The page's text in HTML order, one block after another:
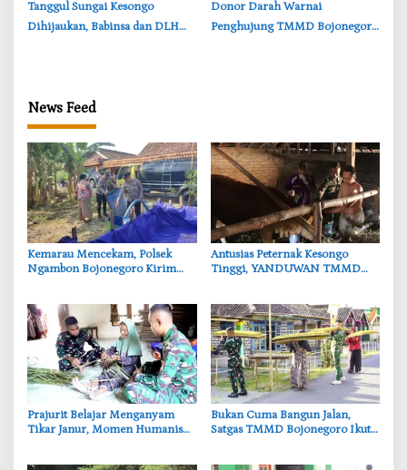
‎Tanggul Sungai Kesongo
Dihijaukan, Babinsa dan DLH
‎Donor Darah Warnai
Penghujung TMMD Bojonegoro
News Feed
‎Kemarau Mencekam, Polsek
Ngambon Bojonegoro Kirim
‎Antusias Peternak Kesongo
Tinggi, YANDUWAN TMMD
‎Prajurit Belajar Menganyam
Tikar Janur, Momen Humanis
‎Bukan Cuma Bangun Jalan,
Satgas TMMD Bojonegoro Ikut